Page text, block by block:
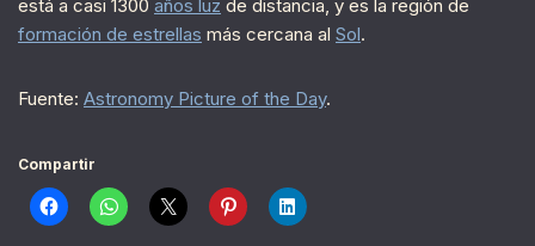
está a casi 1300 años luz de distancia, y es la región de
formación de estrellas más cercana al Sol.
Fuente: Astronomy Picture of the Day.
Compartir